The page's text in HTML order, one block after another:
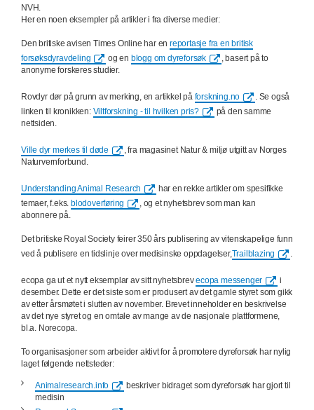
NVH.
Her en noen eksempler på artikler i fra diverse medier:
Den britiske avisen Times Online har enreportasje fra en britisk
forsøksdyravdeling
og en blogg om dyreforsøk
, basert på to
anonyme forskeres studier.
Rovdyr dør på grunn av merking, en artikkel på forskning.no . Se også
linken til kronikken: Viltforskning - til hvilken pris?
på den samme
nettsiden.
Ville dyr merkes til døde
, fra magasinet Natur & miljø utgitt av Norges
Naturvernforbund.
Understanding Animal Research
har en rekke artikler om spesifikke
temaer, f.eks. blodoverføring , og et nyhetsbrev som man kan
abonnere på.
Det britiske Royal Society feirer 350 års publisering av vitenskapelige funn
ved å publisere en tidslinje over medisinske oppdagelser,Trailblazing .
ecopa ga ut et nytt eksemplar av sitt nyhetsbrevecopa messenger
i
desember. Dette er det siste som er produsert av det gamle styret som gikk
av etter årsmøtet i slutten av november. Brevet inneholder en beskrivelse
av det nye styret og en omtale av mange av de nasjonale plattformene,
bl.a. Norecopa.
To organisasjoner som arbeider aktivt for å promotere dyreforsøk har nylig
laget følgende nettsteder:
Animalresearch.info
beskriver bidraget som dyreforsøk har gjort til
medisin